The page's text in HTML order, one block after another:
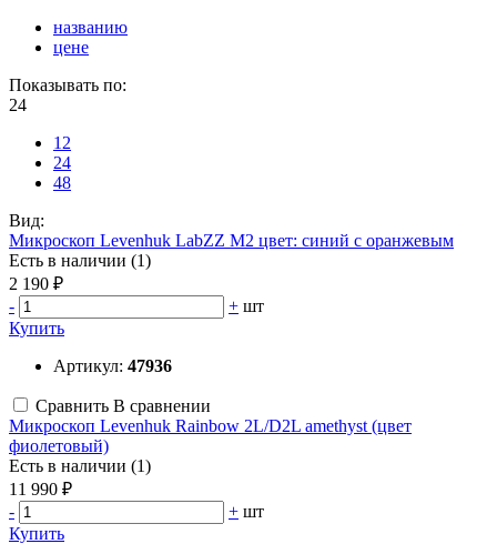
названию
цене
Показывать по:
24
12
24
48
Вид:
Микроскоп Levenhuk LabZZ M2 цвет: синий с оранжевым
Есть в наличии (1)
2 190 ₽
-
+ шт
Купить
Артикул: 47936
Сравнить В сравнении
Микроскоп Levenhuk Rainbow 2L/D2L amethyst (цвет
фиолетовый)
Есть в наличии (1)
11 990 ₽
-
+ шт
Купить